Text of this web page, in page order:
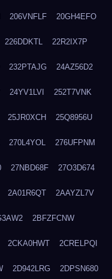
206VNFLF 20GH4EFO
226DDKTL 22R2IX7P
232PTAJG 24AZ56D2
24YV1LVI 252T7VNK
25JR0XCH 25Q8956U
270L4YOL 276UFPNM
27NBD68F 27O3D674
2A01R6QT 2AAYZL7V
2BFZFCNW
2CKA0HWT 2CRELPQI
2D942LRG 2DPSN680